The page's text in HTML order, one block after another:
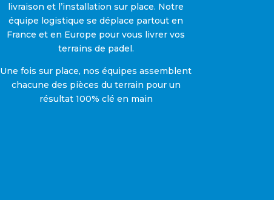
livraison et l’installation sur place. Notre
équipe logistique se déplace partout en
France et en Europe pour vous livrer vos
terrains de padel.
Une fois sur place, nos équipes assemblent
chacune des pièces du terrain pour un
résultat 100% clé en main